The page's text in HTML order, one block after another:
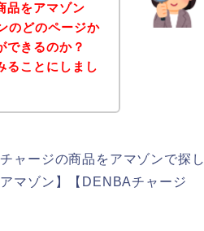
品をアマゾン
のどのページか
できるのか？
ることにしまし
ャージの商品をアマゾンで探し
マゾン】【DENBAチャージ